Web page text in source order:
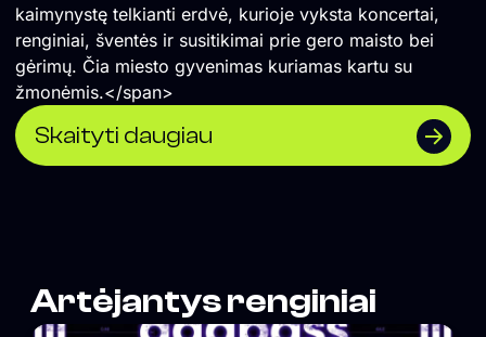
kaimynystę telkianti erdvė, kurioje vyksta koncertai,
renginiai, šventės ir susitikimai prie gero maisto bei
gėrimų. Čia miesto gyvenimas kuriamas kartu su
žmonėmis.</span>
Skaityti daugiau
Artėjantys renginiai